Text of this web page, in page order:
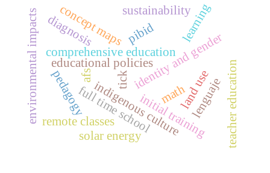
indigenous culture
identity and gender
comprehensive education
educational policies
full time school teacher education
land use
environmental impacts tick
pibid
pedagogy
remote classes initial training
concept maps learning
math
diagnosis
sustainability
solar energy
lenguaje
afs